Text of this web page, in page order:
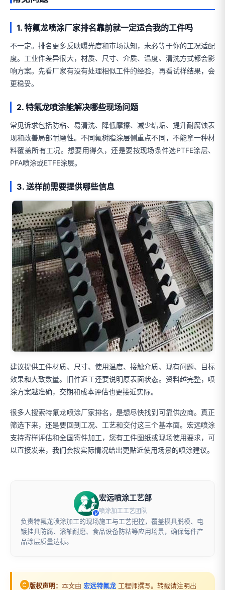
1. 特氟龙喷涂厂家排名靠前就一定适合我的工件吗
不一定。排名更多反映曝光度和市场认知，未必等于你的工况适配
度。工业件差异很大，材质、尺寸、介质、温度、清洗方式都会影
响方案。先看厂家有没有处理相似工件的经验，再看试样结果，会
更稳妥。
2. 特氟龙喷涂能解决哪些现场问题
常见诉求包括防粘、易清洗、降低摩擦、减少结垢、提升耐腐蚀表
现和改善局部耐磨性。不同氟树脂涂层侧重点不同，不能拿一种材
料覆盖所有工况。想要用得久，还是要按现场条件选PTFE涂层、
PFA喷涂或ETFE涂层。
3. 送样前需要提供哪些信息
建议提供工件材质、尺寸、使用温度、接触介质、现有问题、目标
效果和大致数量。旧件返工还要说明原表面状态。资料越完整，喷
涂方案越准确，交期和成本评估也更接近实际。
很多人搜索特氟龙喷涂厂家排名，是想尽快找到可靠供应商。真正
筛选下来，还是要回到工况、工艺和交付这三个基本面。宏远喷涂
支持寄样评估和全国寄件加工，您有工件图纸或现场使用要求，可
以直接发来，我们会按实际情况给出更贴近使用场景的喷涂建议。
宏远喷涂工艺部
喷涂加工工艺团队
负责特氟龙喷涂加工的现场施工与工艺把控，覆盖模具脱模、电
镀挂具防腐、滚轴耐磨、食品设备防粘等应用场景，确保每件产
品涂层质量达标。
版权声明： 本文由 宏远特氟龙 工程师撰写。转载请注明出